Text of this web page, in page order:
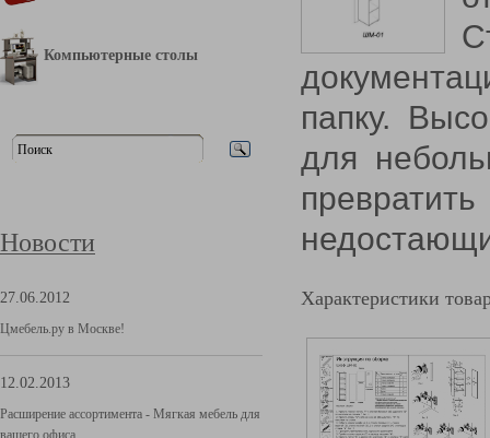
Компьютерные столы
Новости
27.06.2012
Цмебель.ру в Москве!
12.02.2013
Расширение ассортимента - Мягкая мебель для
вашего офиса
папку.
для
Характеристики